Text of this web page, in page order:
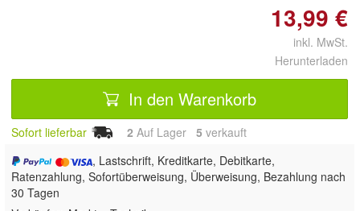
13,99 €
inkl. MwSt.
Herunterladen
In den Warenkorb
Sofort lieferbar 2 Auf Lager 5 verkauft
, Lastschrift, Kreditkarte, Debitkarte,
Ratenzahlung, Sofortüberweisung, Überweisung, Bezahlung nach
30 Tagen